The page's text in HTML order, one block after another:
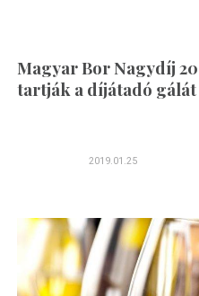
Magyar Bor Nagydíj
tartják a díjátadó gálát
2019.01.25